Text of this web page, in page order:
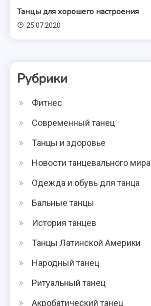
Танцы для хорошего настроения
25.07.2020
Рубрики
Фитнес
Современный танец
Танцы и здоровье
Новости танцевального мира
Одежда и обувь для танца
Бальные танцы
История танцев
Танцы Латинской Америки
Народный танец
Ритуальный танец
Акробатический танец